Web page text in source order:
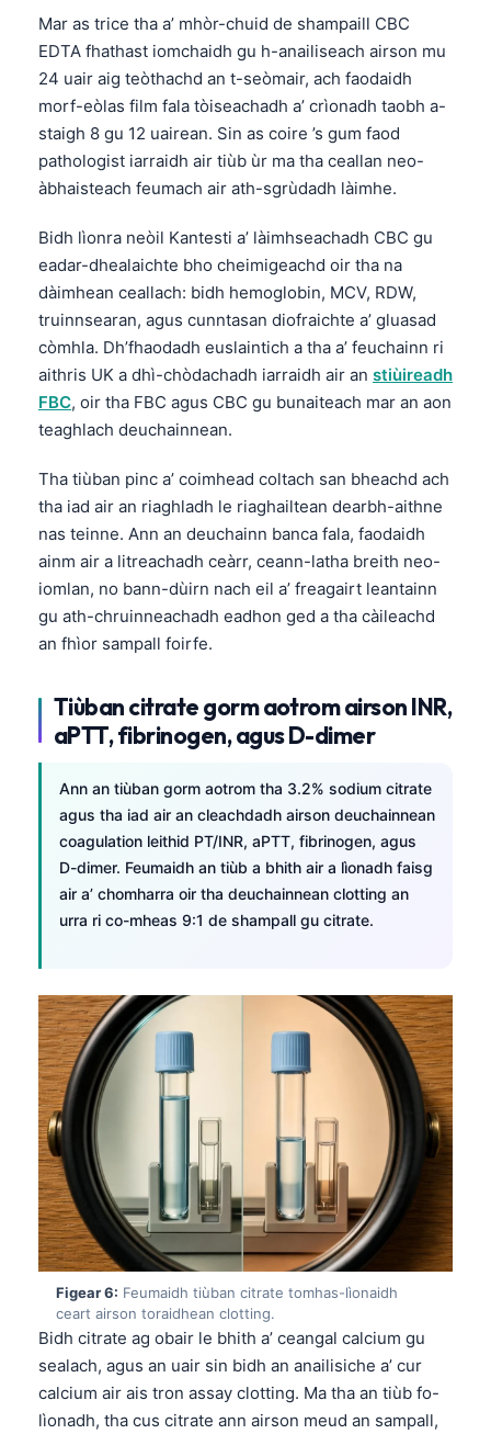
Mar as trice tha a’ mhòr-chuid de shampaill CBC
EDTA fhathast iomchaidh gu h-anailiseach airson mu
24 uair aig teòthachd an t-seòmair, ach faodaidh
morf-eòlas film fala tòiseachadh a’ crìonadh taobh a-
staigh 8 gu 12 uairean. Sin as coire ’s gum faod
pathologist iarraidh air tiùb ùr ma tha ceallan neo-
àbhaisteach feumach air ath-sgrùdadh làimhe.
Bidh lìonra neòil Kantesti a’ làimhseachadh CBC gu
eadar-dhealaichte bho cheimigeachd oir tha na
dàimhean ceallach: bidh hemoglobin, MCV, RDW,
truinnsearan, agus cunntasan diofraichte a’ gluasad
còmhla. Dh’fhaodadh euslaintich a tha a’ feuchainn ri
aithris UK a dhì-chòdachadh iarraidh air an stiùireadh
FBC, oir tha FBC agus CBC gu bunaiteach mar an aon
teaghlach deuchainnean.
Tha tiùban pinc a’ coimhead coltach san bheachd ach
tha iad air an riaghladh le riaghailtean dearbh-aithne
nas teinne. Ann an deuchainn banca fala, faodaidh
ainm air a litreachadh ceàrr, ceann-latha breith neo-
iomlan, no bann-dùirn nach eil a’ freagairt leantainn
gu ath-chruinneachadh eadhon ged a tha càileachd
an fhìor sampall foirfe.
Tiùban citrate gorm aotrom airson INR,
aPTT, fibrinogen, agus D-dimer
Ann an tiùban gorm aotrom tha 3.2% sodium citrate
agus tha iad air an cleachdadh airson deuchainnean
coagulation leithid PT/INR, aPTT, fibrinogen, agus
D-dimer. Feumaidh an tiùb a bhith air a lìonadh faisg
air a’ chomharra oir tha deuchainnean clotting an
urra ri co-mheas 9:1 de shampall gu citrate.
Figear 6: Feumaidh tiùban citrate tomhas-lìonaidh
ceart airson toraidhean clotting.
Bidh citrate ag obair le bhith a’ ceangal calcium gu
sealach, agus an uair sin bidh an anailisiche a’ cur
calcium air ais tron assay clotting. Ma tha an tiùb fo-
lìonadh, tha cus citrate ann airson meud an sampall,
Bahasa Melayu
Tiếng Việt
Tagalog
ไทย
ភាសាខ្មែរ
Kiswahili
አማርኛ
O‘zbekcha
Català
Қазақ тілі
Slovenčina
پښتو
سنڌي
অসমীয়া
Galego
Македонски јазик
Euskara
Occitan
العربية المغربية
Afrikaans
ພາສາລາວ
Basa Jawa
Cebuano
ئۇيغۇرچە
Кыргызча
Татар теле
Беларуская мова
Esperanto
Ślōnskŏ gŏdka
Norsk bokmål